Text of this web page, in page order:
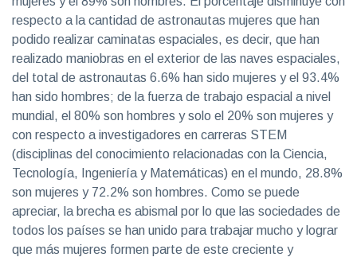
respecto a la cantidad de astronautas mujeres que han
podido realizar caminatas espaciales, es decir, que han
realizado maniobras en el exterior de las naves espaciales,
del total de astronautas 6.6% han sido mujeres y el 93.4%
han sido hombres; de la fuerza de trabajo espacial a nivel
mundial, el 80% son hombres y solo el 20% son mujeres y
con respecto a investigadores en carreras STEM
(disciplinas del conocimiento relacionadas con la Ciencia,
Tecnología, Ingeniería y Matemáticas) en el mundo, 28.8%
son mujeres y 72.2% son hombres. Como se puede
apreciar, la brecha es abismal por lo que las sociedades de
todos los países se han unido para trabajar mucho y lograr
que más mujeres formen parte de este creciente y